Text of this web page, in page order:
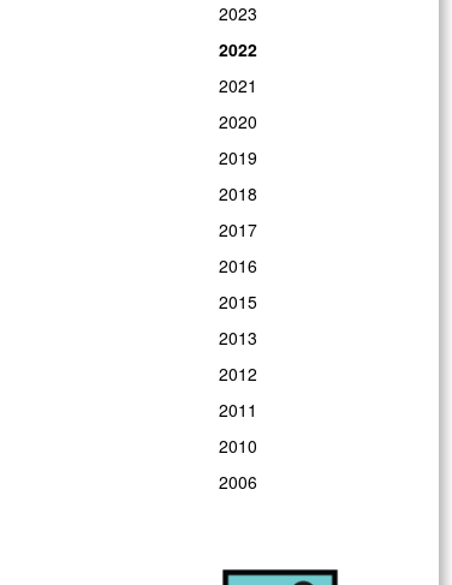
2023
2022
2021
2020
2019
2018
2017
2016
2015
2013
2012
2011
2010
2006